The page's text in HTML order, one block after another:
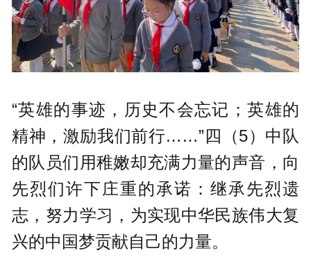
“英雄的事迹，历史不会忘记；英雄的
精神，激励我们前行……”四（5）中队
的队员们用稚嫩却充满力量的声音，向
先烈们许下庄重的承诺：继承先烈遗
志，努力学习，为实现中华民族伟大复
兴的中国梦贡献自己的力量。